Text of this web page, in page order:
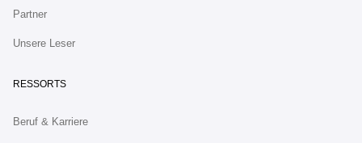
Partner
Unsere Leser
RESSORTS
Beruf & Karriere